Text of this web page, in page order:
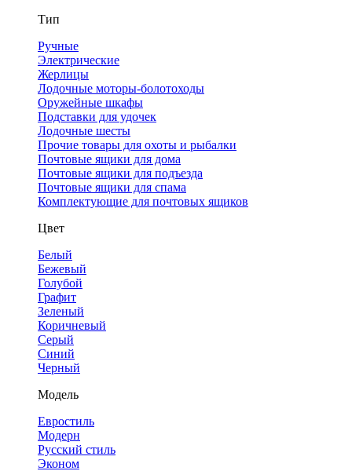
Тип
Ручные
Электрические
Жерлицы
Лодочные моторы-болотоходы
Оружейные шкафы
Подставки для удочек
Лодочные шесты
Прочие товары для охоты и рыбалки
Почтовые ящики для дома
Почтовые ящики для подъезда
Почтовые ящики для спама
Комплектующие для почтовых ящиков
Цвет
Белый
Бежевый
Голубой
Графит
Зеленый
Коричневый
Серый
Синий
Черный
Модель
Евростиль
Модерн
Русский стиль
Эконом